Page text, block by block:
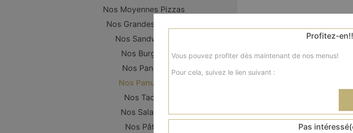
Nos Moyennes Pizzas
Nos Grandes Pizzas
Nos Sandwichs
Nos Burgers
Nos Paninis
Nos Panuzzo
Nos Tacos
Nos Salades
Nos Pâtes
Panuzzo jambon
Cheddar, emmental,
Panuzzo kebab
Profitez-
Vous pouvez profiter dès maintenant de nos menus!
Pour cela, suivez le lien suivant :
Pas